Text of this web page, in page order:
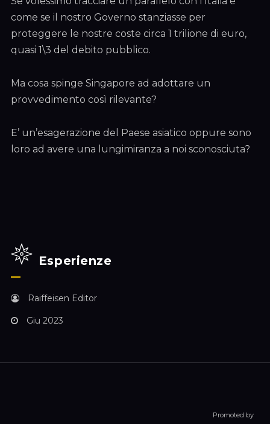
come se il nostro Governo stanziasse per
proteggere le nostre coste circa 1 trilione di euro,
quasi 1\3 del debito pubblico.
Ma cosa spinge Singapore ad adottare un
provvedimento così rilevante?
E’ un’esagerazione del Paese asiatico oppure sono
loro ad avere una lungimiranza a noi sconosciuta?
Esperienze
Raiffeisen Editor
Giu 2023
Promoted by